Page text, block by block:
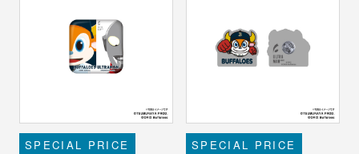
SPECIAL PRICE SPECIAL PRICE